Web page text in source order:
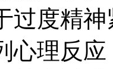
过度精
心理反